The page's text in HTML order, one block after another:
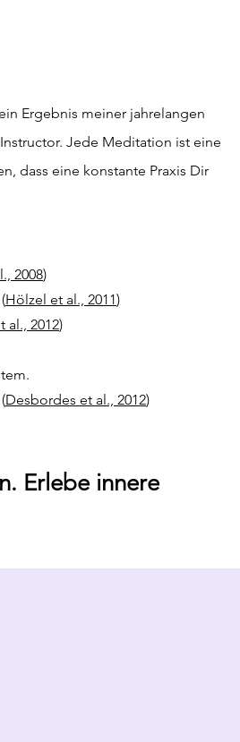
Ergebnis meiner jahrelangen
Jede Meditation ist eine
dass eine konstante Praxis Dir
2008)
Hölzel et al., 2011)
al., 2012)
Desbordes et al., 2012)
Erlebe innere